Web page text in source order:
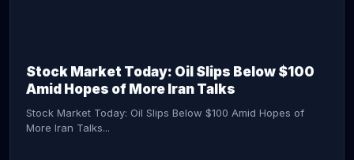
Stock Market Today: Oil Slips Below $100
Amid Hopes of More Iran Talks
Stock Market Today: Oil Slips Below $100 Amid Hopes of
More Iran Talks...